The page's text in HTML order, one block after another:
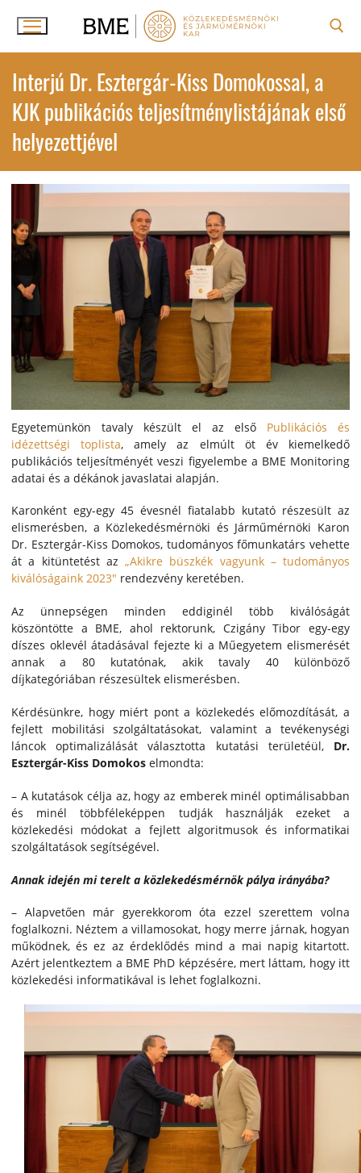
Interjú Dr. Esztergár-Kiss Domokossal, a
KJK publikációs teljesítménylistájának első
helyezettjével
Egyetemünkön tavaly készült el az első Publikációs és
idézettségi toplista, amely az elmúlt öt év kiemelkedő
publikációs teljesítményét veszi figyelembe a BME Monitoring
adatai és a dékánok javaslatai alapján.
Karonként egy-egy 45 évesnél fiatalabb kutató részesült az
elismerésben, a Közlekedésmérnöki és Járműmérnöki Karon
Dr. Esztergár-Kiss Domokos, tudományos főmunkatárs vehette
át a kitüntetést az „Akikre büszkék vagyunk – tudományos
kiválóságaink 2023″ rendezvény keretében.
Az ünnepségen minden eddiginél több kiválóságát
köszöntötte a BME, ahol rektorunk, Czigány Tibor egy-egy
díszes oklevél átadásával fejezte ki a Műegyetem elismerését
annak a 80 kutatónak, akik tavaly 40 különböző
díjkategóriában részesültek elismerésben.
Kérdésünkre, hogy miért pont a közlekedés előmozdítását, a
fejlett mobilitási szolgáltatásokat, valamint a tevékenységi
láncok optimalizálását választotta kutatási területéül, Dr.
Esztergár-Kiss Domokos elmondta:
– A kutatások célja az, hogy az emberek minél optimálisabban
és minél többféleképpen tudják használják ezeket a
közlekedési módokat a fejlett algoritmusok és informatikai
szolgáltatások segítségével.
Annak idején mi terelt a közlekedésmérnök pálya irányába?
– Alapvetően már gyerekkorom óta ezzel szerettem volna
foglalkozni. Néztem a villamosokat, hogy merre járnak, hogyan
működnek, és ez az érdeklődés mind a mai napig kitartott.
Azért jelentkeztem a BME PhD képzésére, mert láttam, hogy itt
közlekedési informatikával is lehet foglalkozni.